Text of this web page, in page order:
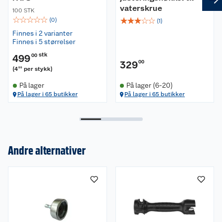
Trevirke (for FAFS justerskruer).
Bruksområde
Bruksområder:
Presis justering av konstruksjoner.
1 x Bits
100 STK
☆☆☆☆☆ (0)
Finnes i 2 varianter
Finnes i 5 størrelser
49900 stk
(499 per stykk)
På lager
På lager i 65 butikker
vaterskrue
☆☆☆☆☆ (1)
32900
På lager (6-20)
På lager i 65 butikker
Andre alternativer
Våre merkevarer